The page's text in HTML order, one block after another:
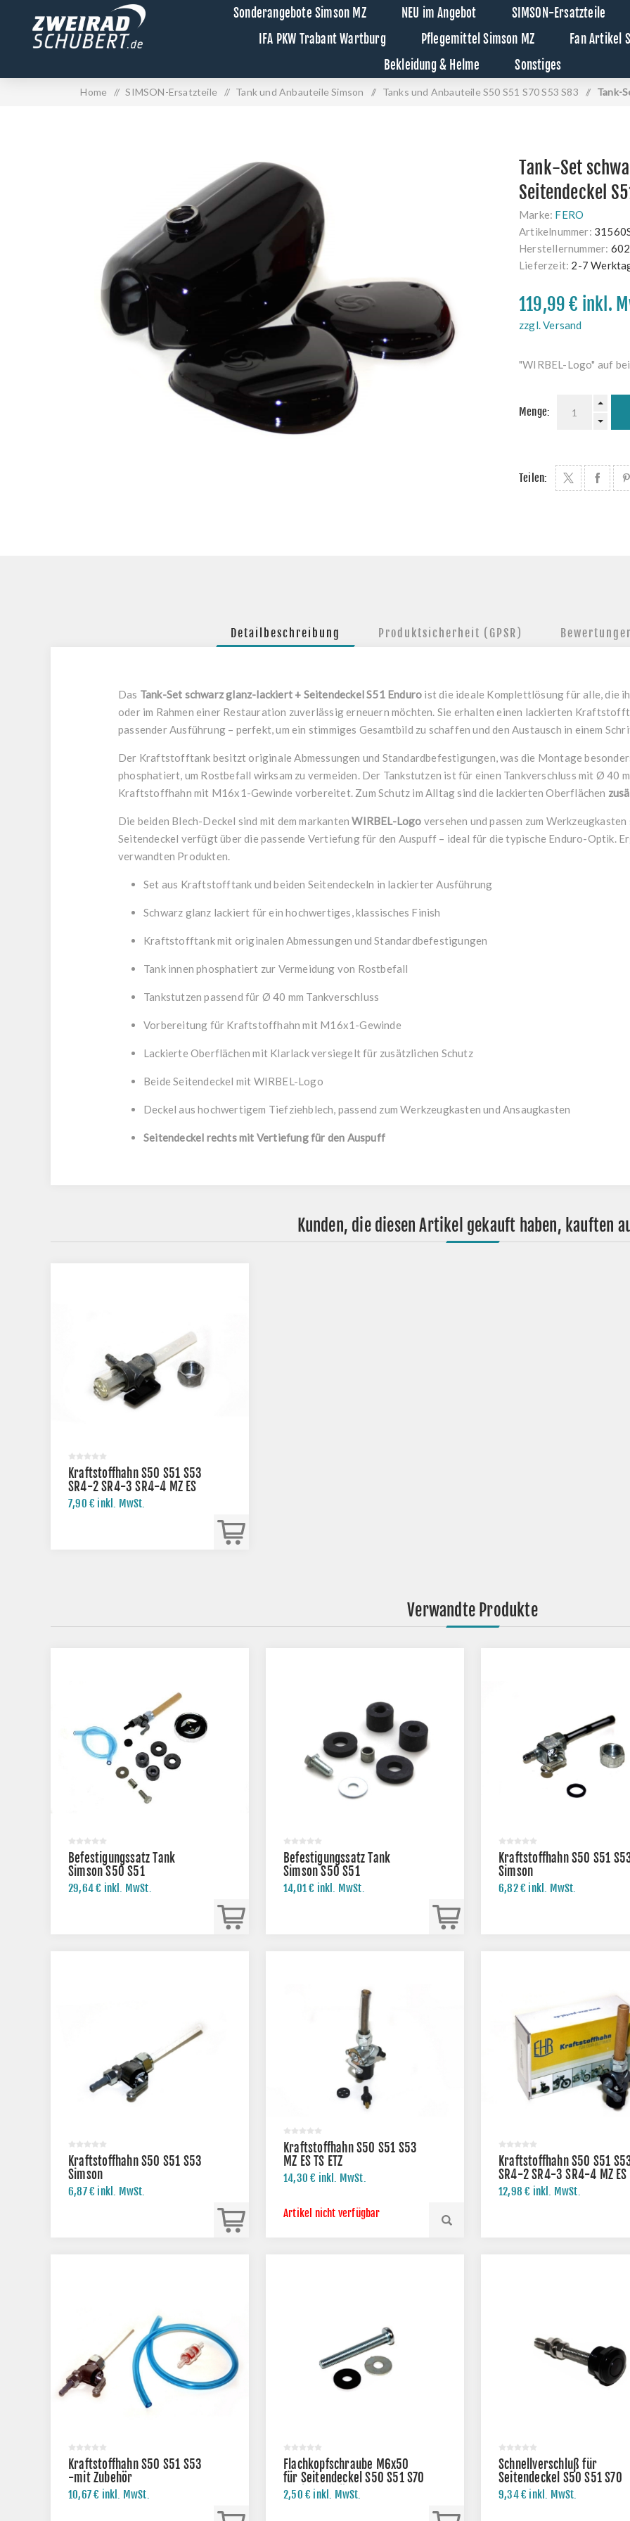
Sonderangebote Simson MZ NEU im Angebot
SIMSON-Ersatzteile
IFA PKW Trabant Wartburg
Pflegemittel Simson MZ
Fan Artikel
Bekleidung & Helme
Sonstiges
Home / SIMSON-Ersatzteile / Tank und Anbauteile Simson / Tanks und Anbauteile S50 S51 S70 S53 S83 / Tank-
Tank-Set
Seitendeckel
Marke: FERO
Artikelnummer:
Herstellernummer:
Lieferzeit: 2-7
119,99 € inkl.
zzgl. Versand
"WIRBEL-Logo" auf
Menge:
Teilen:
Detailbeschreibung Produktsicherheit (GPSR)
Das Tank-Set schwarz glanz-lackiert + Seitendeckel S51 Enduro ist die ideale Komplettlösung für alle, die
oder im Rahmen einer Restauration zuverlässig erneuern möchten. Sie erhalten einen lackierten
passender Ausführung – perfekt, um ein stimmiges Gesamtbild zu schaffen und den Austausch in einem
Der Kraftstofftank besitzt originale Abmessungen und Standardbefestigungen, was die Montage
phosphatiert, um Rostbefall wirksam zu vermeiden. Der Tankstutzen ist für einen Tankverschluss mit Ø 40
Kraftstoffhahn mit M16x1-Gewinde vorbereitet. Zum Schutz im Alltag sind die lackierten Oberflächen
Die beiden Blech-Deckel sind mit dem markantenWIRBEL-Logo versehen und passen zum
Seitendeckel verfügt über die passende Vertiefung für den Auspuff – ideal für die typische Enduro-Optik.
verwandten Produkten.
Set aus Kraftstofftank und beiden Seitendeckeln in lackierter Ausführung
Schwarz glanz lackiert für ein hochwertiges, klassisches Finish
Kraftstofftank mit originalen Abmessungen und Standardbefestigungen
Tank innen phosphatiert zur Vermeidung von Rostbefall
Tankstutzen passend für Ø 40 mm Tankverschluss
Vorbereitung für Kraftstoffhahn mit M16x1-Gewinde
Lackierte Oberflächen mit Klarlack versiegelt für zusätzlichen Schutz
Beide Seitendeckel mit WIRBEL-Logo
Deckel aus hochwertigem Tiefziehblech, passend zum Werkzeugkasten und Ansaugkasten
Seitendeckel rechts mit Vertiefung für den Auspuff
Kunden, die diesen Artikel gekauft haben, kauften
Kraftstoffhahn S50 S51 S53
SR4-2 SR4-3 SR4-4 MZ ES
TS ETZ
7,90 € inkl. MwSt.
Verwandte Produkte
Befestigungssatz Tank
Simson S50 S51
29,64 € inkl. MwSt.
Befestigungssatz Tank
Simson S50 S51
14,01 € inkl. MwSt.
Kraftstoffhahn S50 S51
Simson
6,82 € inkl. MwSt.
Kraftstoffhahn S50 S51 S53
Simson
6,87 € inkl. MwSt.
Kraftstoffhahn S50 S51 S53
MZ ES TS ETZ
14,30 € inkl. MwSt.
Artikel nicht verfügbar
Kraftstoffhahn S50 S51
SR4-2 SR4-3 SR4-4 MZ ES
TS ETZ
12,98 € inkl. MwSt.
Kraftstoffhahn S50 S51 S53
-mit Zubehör
10,67 € inkl. MwSt.
Flachkopfschraube M6x50
für Seitendeckel S50 S51 S70
- mit Zubehör
2,50 € inkl. MwSt.
Schnellverschluß für
Seitendeckel S50 S51 S70
9,34 € inkl. MwSt.